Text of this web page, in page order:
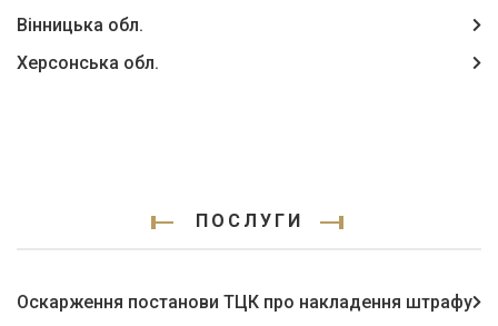
Вінницька обл.
Херсонська обл.
ПОСЛУГИ
Оскарження постанови ТЦК про накладення штрафу